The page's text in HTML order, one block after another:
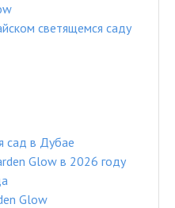
светящемся саду
сад в Дубае
Glow в 2026 году
Glow